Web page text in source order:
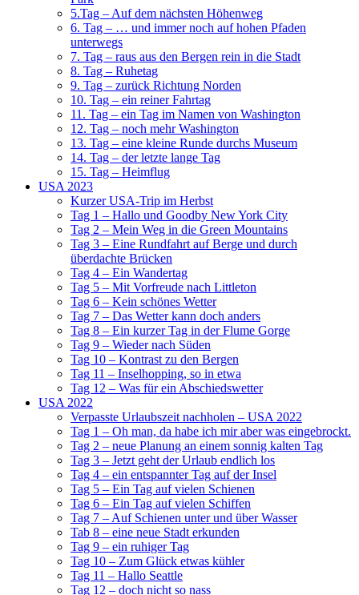
5.Tag – Auf dem nächsten Höhenweg
6. Tag – … und immer noch auf hohen Pfaden
unterwegs
7. Tag – raus aus den Bergen rein in die Stadt
8. Tag – Ruhetag
9. Tag – zurück Richtung Norden
10. Tag – ein reiner Fahrtag
11. Tag – ein Tag im Namen von Washington
12. Tag – noch mehr Washington
13. Tag – eine kleine Runde durchs Museum
14. Tag – der letzte lange Tag
15. Tag – Heimflug
USA 2023
Kurzer USA-Trip im Herbst
Tag 1 – Hallo und Goodby New York City
Tag 2 – Mein Weg in die Green Mountains
Tag 3 – Eine Rundfahrt auf Berge und durch
überdachte Brücken
Tag 4 – Ein Wandertag
Tag 5 – Mit Vorfreude nach Littleton
Tag 6 – Kein schönes Wetter
Tag 7 – Das Wetter kann doch anders
Tag 8 – Ein kurzer Tag in der Flume Gorge
Tag 9 – Wieder nach Süden
Tag 10 – Kontrast zu den Bergen
Tag 11 – Inselhopping, so in etwa
Tag 12 – Was für ein Abschiedswetter
USA 2022
Verpasste Urlaubszeit nachholen – USA 2022
Tag 1 – Oh man, da habe ich mir aber was eingebrockt.
Tag 2 – neue Planung an einem sonnig kalten Tag
Tag 3 – Jetzt geht der Urlaub endlich los
Tag 4 – ein entspannter Tag auf der Insel
Tag 5 – Ein Tag auf vielen Schienen
Tag 6 – Ein Tag auf vielen Schiffen
Tag 7 – Auf Schienen unter und über Wasser
Tab 8 – eine neue Stadt erkunden
Tag 9 – ein ruhiger Tag
Tag 10 – Zum Glück etwas kühler
Tag 11 – Hallo Seattle
Tag 12 – doch nicht so nass